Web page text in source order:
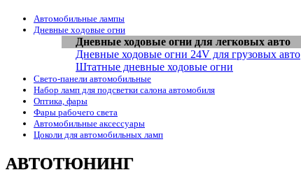
Автомобильные лампы
Дневные ходовые огни
Дневные ходовые огни для легковых авто
Дневные ходовые огни 24V для грузовых авто
Штатные дневные ходовые огни
Свето-панели автомобильные
Набор ламп для подсветки салона автомобиля
Оптика, фары
Фары рабочего света
Автомобильные аксессуары
Цоколи для автомобильных ламп
АВТОТЮНИНГ